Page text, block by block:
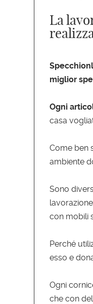
La
miglior
Ogni
casa
Come ben
ambiente
Sono
con mobili
Perché
esso e
Ogni
che con